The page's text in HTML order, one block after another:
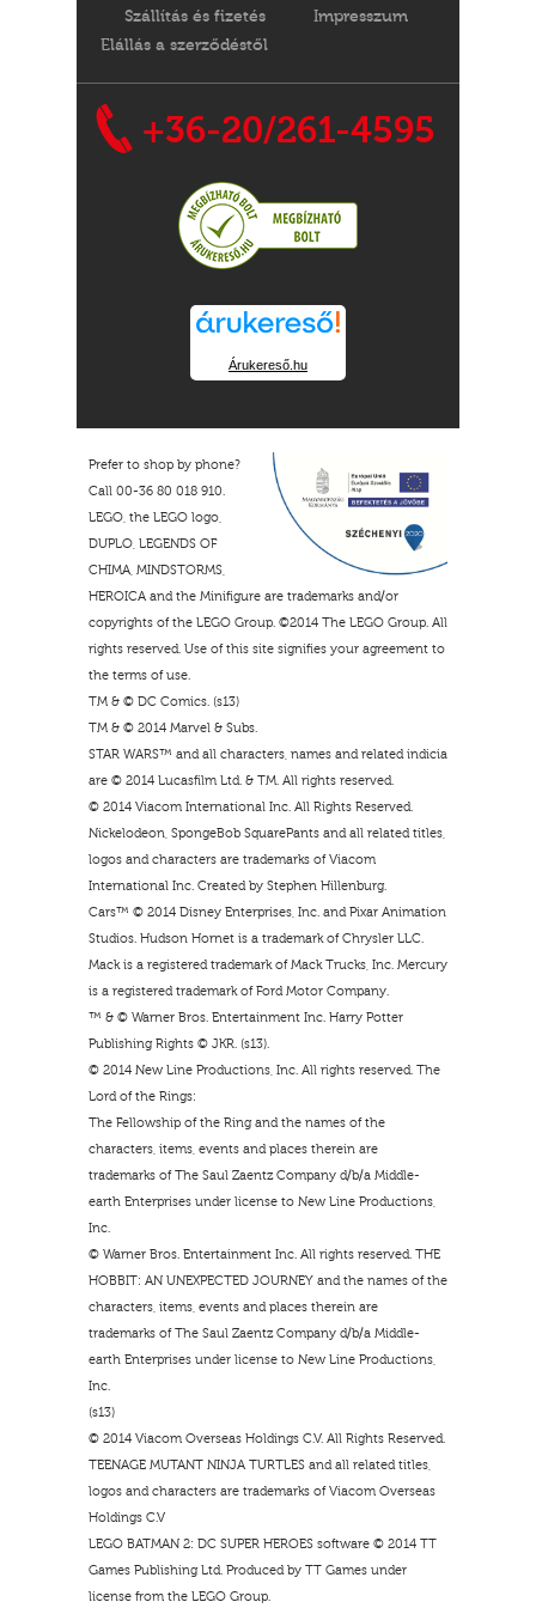
Szállítás és fizetés
Impresszum
Elállás a szerződéstől
+36-20/261-4595
Árukereső.hu
Prefer to shop by phone?
Call 00-36 80 018 910.
LEGO, the LEGO logo,
DUPLO, LEGENDS OF
CHIMA, MINDSTORMS,
HEROICA and the Minifigure are trademarks and/or
copyrights of the LEGO Group. ©2014 The LEGO Group. All
rights reserved. Use of this site signifies your agreement to
the terms of use.
TM & © DC Comics. (s13)
TM & © 2014 Marvel & Subs.
STAR WARS™ and all characters, names and related indicia
are © 2014 Lucasfilm Ltd. & TM. All rights reserved.
© 2014 Viacom International Inc. All Rights Reserved.
Nickelodeon, SpongeBob SquarePants and all related titles,
logos and characters are trademarks of Viacom
International Inc. Created by Stephen Hillenburg.
Cars™ © 2014 Disney Enterprises, Inc. and Pixar Animation
Studios. Hudson Hornet is a trademark of Chrysler LLC.
Mack is a registered trademark of Mack Trucks, Inc. Mercury
is a registered trademark of Ford Motor Company.
™ & © Warner Bros. Entertainment Inc. Harry Potter
Publishing Rights © JKR. (s13).
© 2014 New Line Productions, Inc. All rights reserved. The
Lord of the Rings:
The Fellowship of the Ring and the names of the
characters, items, events and places therein are
trademarks of The Saul Zaentz Company d/b/a Middle-
earth Enterprises under license to New Line Productions,
Inc.
© Warner Bros. Entertainment Inc. All rights reserved. THE
HOBBIT: AN UNEXPECTED JOURNEY and the names of the
characters, items, events and places therein are
trademarks of The Saul Zaentz Company d/b/a Middle-
earth Enterprises under license to New Line Productions,
Inc.
(s13)
© 2014 Viacom Overseas Holdings C.V. All Rights Reserved.
TEENAGE MUTANT NINJA TURTLES and all related titles,
logos and characters are trademarks of Viacom Overseas
Holdings C.V
LEGO BATMAN 2: DC SUPER HEROES software © 2014 TT
Games Publishing Ltd. Produced by TT Games under
license from the LEGO Group.